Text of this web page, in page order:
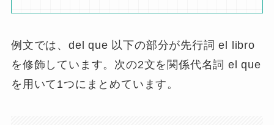
例文では、del que 以下の部分が先行詞 el libro
を修飾しています。次の2文を関係代名詞 el que
を用いて1つにまとめています。